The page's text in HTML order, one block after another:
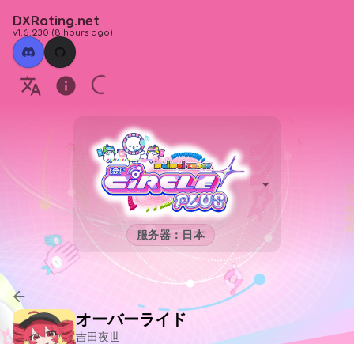
DXRating.net
v1.6.230 (8 hours ago)
服务器：日本
オーバーライド
吉田夜世